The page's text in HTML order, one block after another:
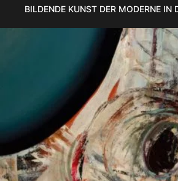
BILDENDE KUNST DER MODERNE IN